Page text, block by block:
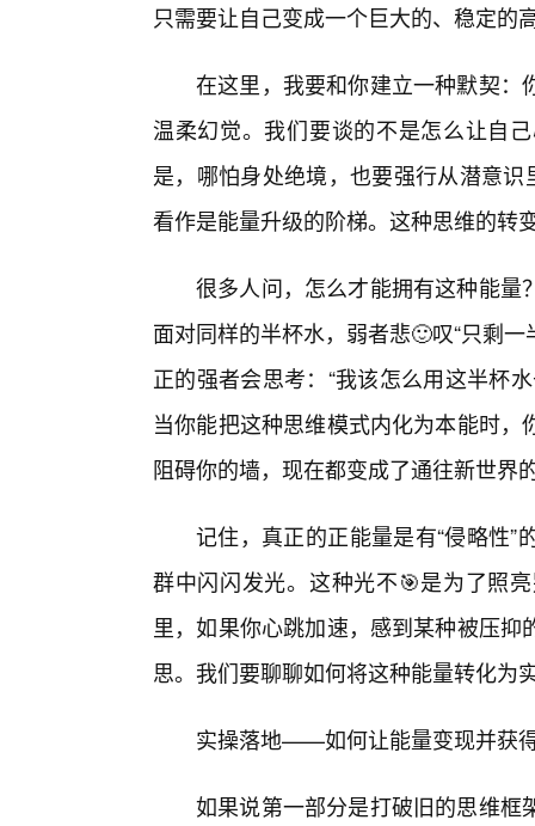
只需要让自己变成一个巨大的、稳定的
在这里，我要和你建立一种默契：
温柔幻觉。我们要谈的不是怎么让自
是，哪怕身处绝境，也要强行从潜意
看作是能量升级的阶梯。这种思维的转
很多人问，怎么才能拥有这种能量
面对同样的半杯水，弱者悲🙂叹“只剩
正的强者会思考：“我该怎么用这半杯
当你能把这种思维模式内化为本能时
阻碍你的墙，现在都变成了通往新世界
记住，真正的正能量是有“侵略性
群中闪闪发光。这种光不🎯是为了照
里，如果你心跳加速，感到某种被压
思。我们要聊聊如何将这种能量转化为
实操落地——如何让能量变现并获
如果说第一部分是打破旧的思维框